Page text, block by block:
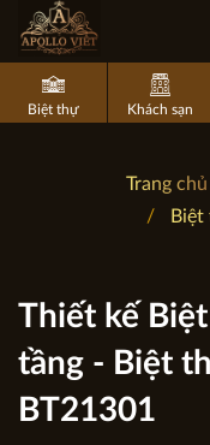
Biệt thự Khách sạn
Trang chủ
Biệt
Thiết kế
tầng - Biệt
BT21301